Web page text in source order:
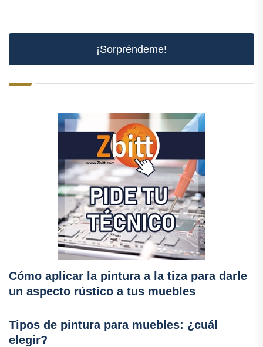
¡Sorpréndeme!
Cómo aplicar la pintura a la tiza para darle
un aspecto rústico a tus muebles
Tipos de pintura para muebles: ¿cuál
elegir?